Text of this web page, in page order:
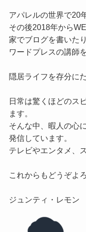
アパレルの世界で20
その後2018年から
家でブログを書いたり
ワードプレスの講師
隠居ライフを存分に
日常は驚くほどのス
ます。
そんな中、暇人の心
発信しています。
テレビやエンタメ、
これからもどうぞよ